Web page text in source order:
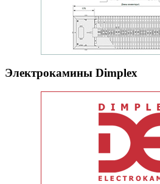
Электрокамины Dimplex